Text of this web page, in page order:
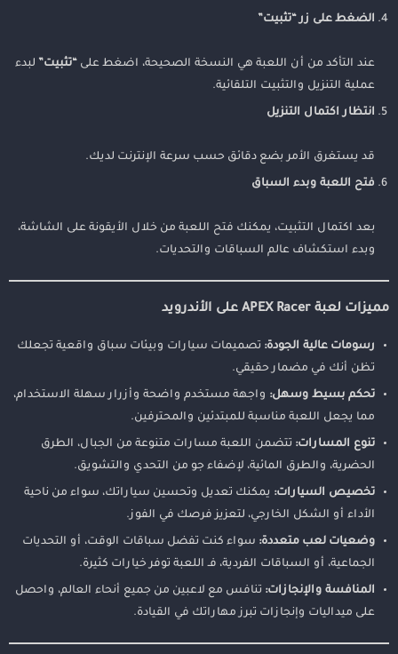
الضغط على زر “تثبيت”
عند التأكد من أن اللعبة هي النسخة الصحيحة، اضغط على “تثبيت” لبدء
عملية التنزيل والتثبيت التلقائية.
انتظار اكتمال التنزيل
قد يستغرق الأمر بضع دقائق حسب سرعة الإنترنت لديك.
فتح اللعبة وبدء السباق
بعد اكتمال التثبيت، يمكنك فتح اللعبة من خلال الأيقونة على الشاشة،
وبدء استكشاف عالم السباقات والتحديات.
مميزات لعبة APEX Racer على الأندرويد
رسومات عالية الجودة: تصميمات سيارات وبيئات سباق واقعية تجعلك
تظن أنك في مضمار حقيقي.
تحكم بسيط وسهل: واجهة مستخدم واضحة وأزرار سهلة الاستخدام،
مما يجعل اللعبة مناسبة للمبتدئين والمحترفين.
تنوع المسارات: تتضمن اللعبة مسارات متنوعة من الجبال، الطرق
الحضرية، والطرق المائية، لإضفاء جو من التحدي والتشويق.
تخصيص السيارات: يمكنك تعديل وتحسين سياراتك، سواء من ناحية
الأداء أو الشكل الخارجي، لتعزيز فرصك في الفوز.
وضعيات لعب متعددة: سواء كنت تفضل سباقات الوقت، أو التحديات
الجماعية، أو السباقات الفردية، فـ اللعبة توفر خيارات كثيرة.
المنافسة والإنجازات: تنافس مع لاعبين من جميع أنحاء العالم، واحصل
على ميداليات وإنجازات تبرز مهاراتك في القيادة.